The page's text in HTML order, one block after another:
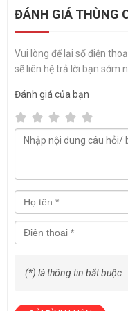
ĐÁNH GIÁ THÙNG
Vui lòng để lại số điện
sẽ liên hệ trả lời bạn sớm
Đánh giácủa bạn
(*) là thông tin bắt buộc